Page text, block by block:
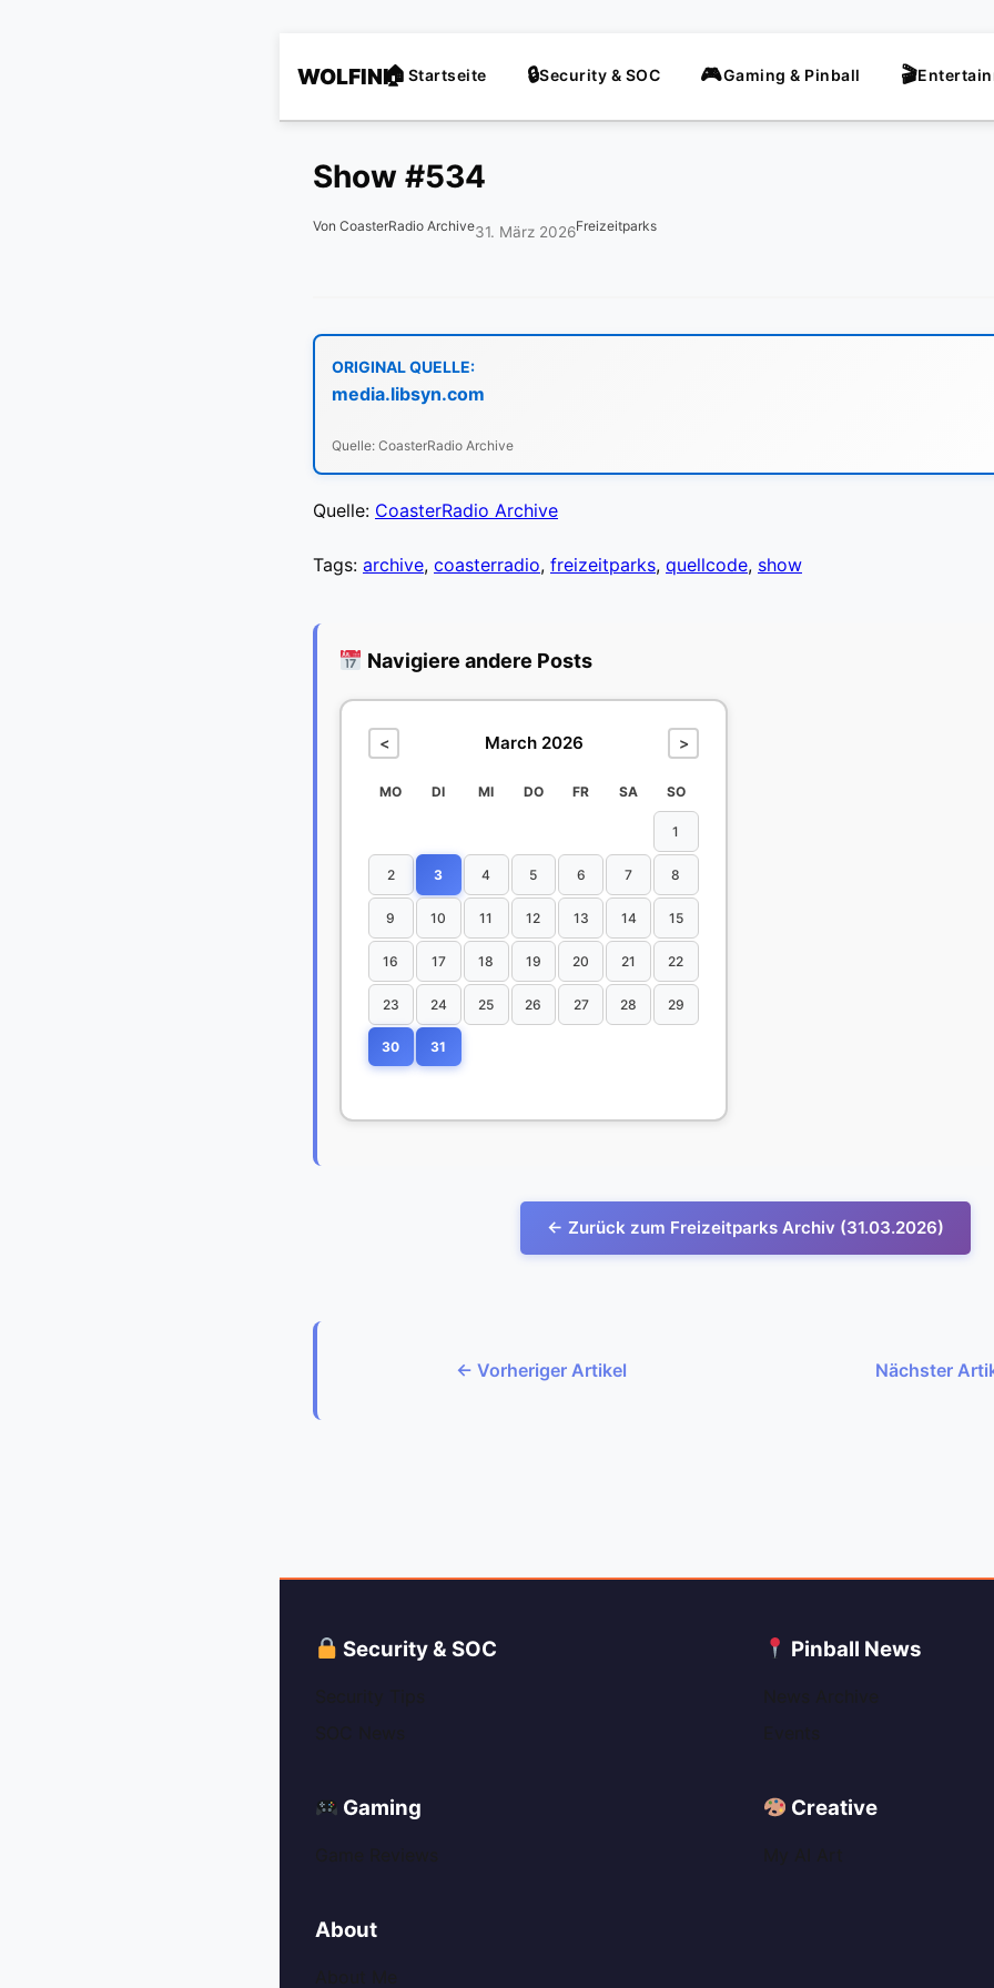
WOLFINI Startseite Security & SOC Gaming & Pinball
Show #534
Von CoasterRadio Archive31. März 2026Freizeitparks
ORIGINAL QUELLE:
media.libsyn.com
Quelle: CoasterRadio Archive
Quelle: CoasterRadio Archive
Tags: archive, coasterradio, freizeitparks, quellcode, show
Navigiere andere Posts
< March 2026 >
MO DI MI DO FR SA SO
1
2 3 4 5 6 7 8
9 10 11 12 13 14 15
16 17 18 19 20 21 22
23 24 25 26 27 28 29
30 31
← Zurück zum Freizeitparks Archiv (31.03.2026)
← Vorheriger Artikel Nächster
Security & SOC Pinball News
Gaming Creative
About